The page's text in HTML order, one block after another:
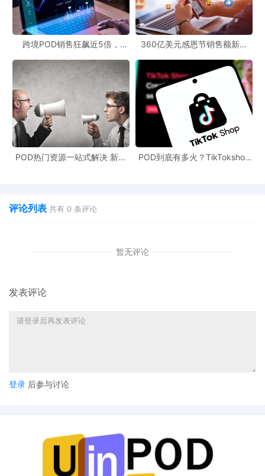
跨境POD销售狂飙近5倍，
360亿美元感恩节销售额新纪
新风潮！
POD热门资源一站式解决 新手
POD到底有多火？TikTokshop
评论列表 共有 0 条评论
暂无评论
发表评论
登录 后参与讨论